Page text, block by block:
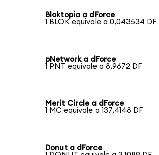
Bloktopia a dForce
1 BLOK equivale a 0,043534 DF
pNetwork a dForce
1 PNT equivale a 8,9672 DF
Merit Circle a dForce
1 MC equivale a 137,4148 DF
Donut a dForce